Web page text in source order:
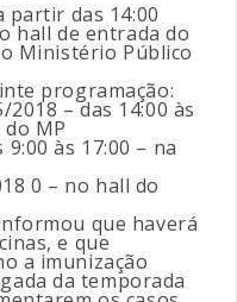
partir das 14:00
hall de entrada do
Ministério Público
programação:
2018 – das 14:00 às
MP
às 17:00 – na
0 – no hall do
que haverá
e que
a imunização
da temporada